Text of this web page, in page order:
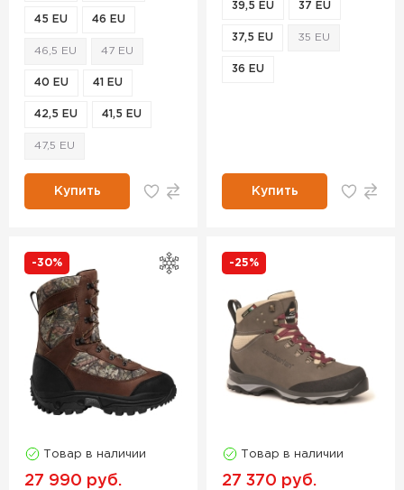
45 EU 46 EU
46,5 EU 47 EU
40 EU 41 EU
42,5 EU 41,5 EU
47,5 EU
Купить
39,5 EU 37 EU
37,5 EU 35 EU
36 EU
Купить
-30%
Товар в наличии
27 990 руб.
-25%
Товар в наличии
27 370 руб.